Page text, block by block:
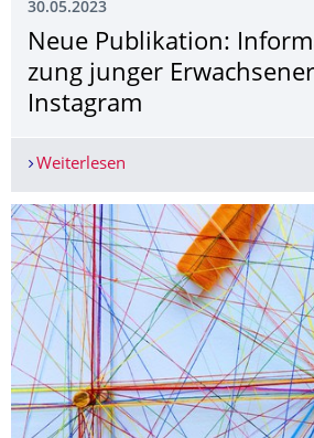
30.05.2023
Neue Publikation:
zung junger
Instagram
Weiterlesen